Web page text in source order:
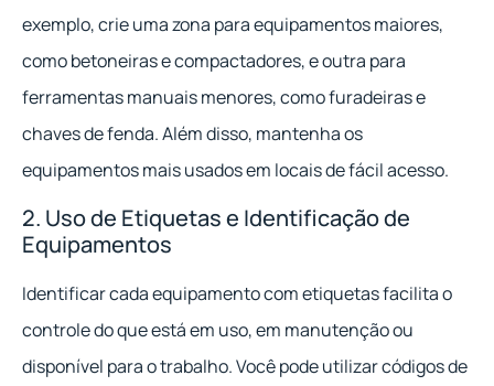
exemplo, crie uma zona para equipamentos maiores,
como betoneiras e compactadores, e outra para
ferramentas manuais menores, como furadeiras e
chaves de fenda. Além disso, mantenha os
equipamentos mais usados em locais de fácil acesso.
2. Uso de Etiquetas e Identificação de
Equipamentos
Identificar cada equipamento com etiquetas facilita o
controle do que está em uso, em manutenção ou
disponível para o trabalho. Você pode utilizar códigos de